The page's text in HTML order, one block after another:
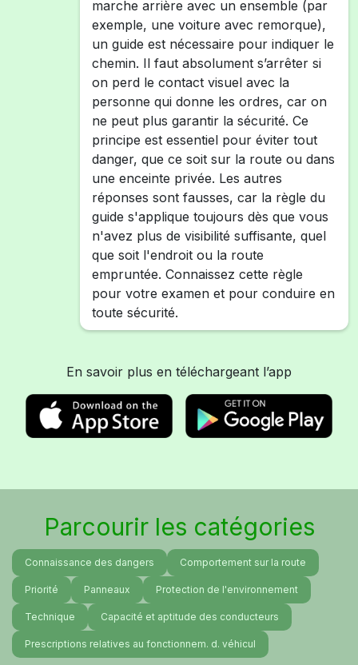
marche arrière avec un ensemble (par
exemple, une voiture avec remorque),
un guide est nécessaire pour indiquer le
chemin. Il faut absolument s’arrêter si
on perd le contact visuel avec la
personne qui donne les ordres, car on
ne peut plus garantir la sécurité. Ce
principe est essentiel pour éviter tout
danger, que ce soit sur la route ou dans
une enceinte privée. Les autres
réponses sont fausses, car la règle du
guide s'applique toujours dès que vous
n'avez plus de visibilité suffisante, quel
que soit l'endroit ou la route
empruntée. Connaissez cette règle
pour votre examen et pour conduire en
toute sécurité.
En savoir plus en téléchargeant l’app
Parcourir les catégories
Connaissance des dangers Comportement sur la route
Priorité Panneaux Protection de l'environnement
Technique Capacité et aptitude des conducteurs
Prescriptions relatives au fonctionnem. d. véhicul